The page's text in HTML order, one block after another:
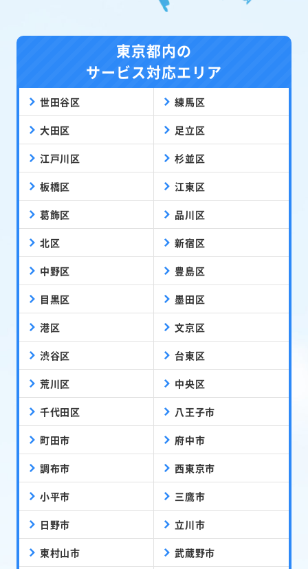
東京都内の
サービス対応エリア
世田谷区 練馬区
大田区 足立区
江戸川区 杉並区
板橋区 江東区
葛飾区 品川区
北区 新宿区
中野区 豊島区
目黒区 墨田区
港区 文京区
渋谷区 台東区
荒川区 中央区
千代田区 八王子市
町田市 府中市
調布市 西東京市
小平市 三鷹市
日野市 立川市
東村山市 武蔵野市